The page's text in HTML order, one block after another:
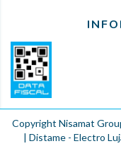
Copyright Nisamat
| Distame - Electro